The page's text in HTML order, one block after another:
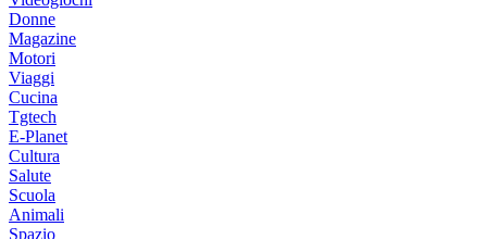
Donne
Magazine
Motori
Viaggi
Cucina
Tgtech
E-Planet
Cultura
Salute
Scuola
Animali
Spazio